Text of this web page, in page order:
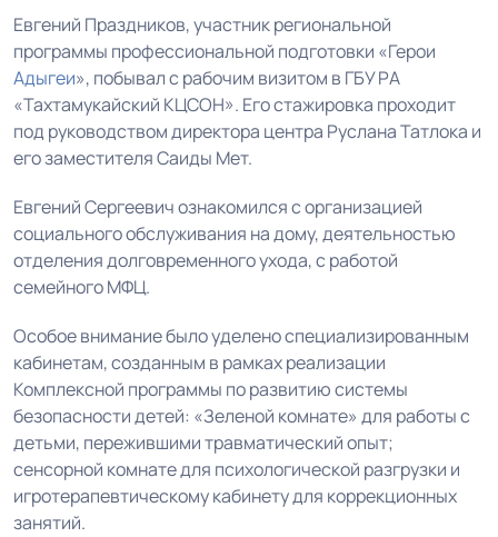
Евгений Праздников, участник региональной
программы профессиональной подготовки «Герои
Адыгеи», побывал с рабочим визитом в ГБУ РА
«Тахтамукайский КЦСОН». Его стажировка проходит
под руководством директора центра Руслана Татлока и
его заместителя Саиды Мет.
Евгений Сергеевич ознакомился с организацией
социального обслуживания на дому, деятельностью
отделения долговременного ухода, с работой
семейного МФЦ.
Особое внимание было уделено специализированным
кабинетам, созданным в рамках реализации
Комплексной программы по развитию системы
безопасности детей: «Зеленой комнате» для работы с
детьми, пережившими травматический опыт;
сенсорной комнате для психологической разгрузки и
игротерапевтическому кабинету для коррекционных
занятий.